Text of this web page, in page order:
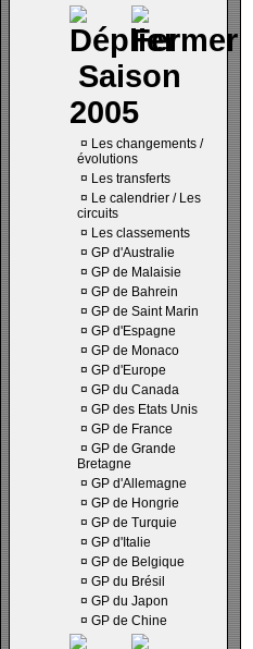
Saison
2005
¤ Les changements /
évolutions
¤ Les transferts
¤ Le calendrier / Les
circuits
¤ Les classements
¤ GP d'Australie
¤ GP de Malaisie
¤ GP de Bahrein
¤ GP de Saint Marin
¤ GP d'Espagne
¤ GP de Monaco
¤ GP d'Europe
¤ GP du Canada
¤ GP des Etats Unis
¤ GP de France
¤ GP de Grande
Bretagne
¤ GP d'Allemagne
¤ GP de Hongrie
¤ GP de Turquie
¤ GP d'Italie
¤ GP de Belgique
¤ GP du Brésil
¤ GP du Japon
¤ GP de Chine